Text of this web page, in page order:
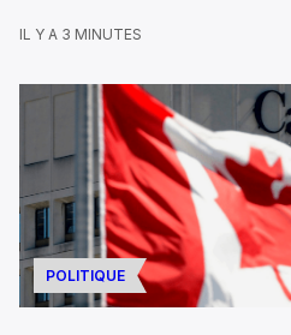
IL Y A 3 MINUTES
POLITIQUE